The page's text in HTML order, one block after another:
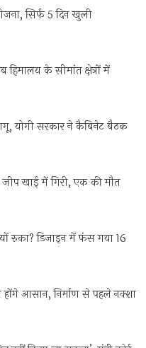
सिर्फ 5 दिन खुली
हिमालय के सीमांत क्षेत्रों में
योगी सरकार ने कैबिनेट बैठक
जीप खाई में गिरी, एक की मौत
रुका? डिजाइन में फंस गया 16
होंगे आसान, निर्माण से पहले नक्शा